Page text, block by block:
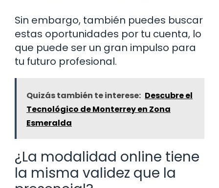
Sin embargo, también puedes buscar
estas oportunidades por tu cuenta, lo
que puede ser un gran impulso para
tu futuro profesional.
Quizás también te interese: Descubre el
Tecnológico de Monterrey en Zona
Esmeralda
¿La modalidad online tiene
la misma validez que la